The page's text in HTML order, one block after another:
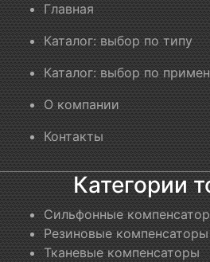
Главная
Каталог: выбор по типу
Каталог: выбор по
О компании
Контакты
Категории
Сильфонные
Резиновые компенсаторы
Тканевые компенсаторы